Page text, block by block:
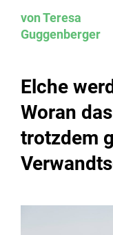
von Teresa
Guggenberger
Elche
Woran
trotzdem